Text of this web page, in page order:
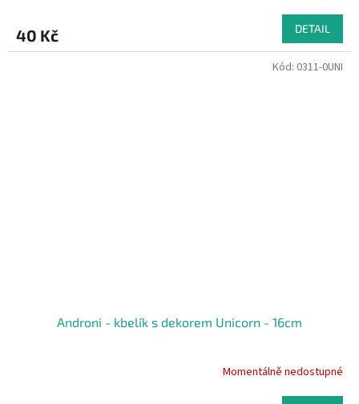
40 Kč DETAIL
Androni - kbelík s dekorem Unicorn - 16cm
Momentálně nedostupné
Kód: 0311-0UNI